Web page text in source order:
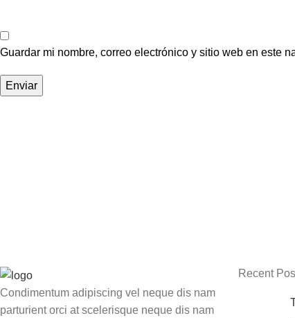
Guardar mi nombre, correo electrónico y sitio web en este
Condimentum adipiscing vel neque dis nam
parturient orci at scelerisque neque dis nam
Recent